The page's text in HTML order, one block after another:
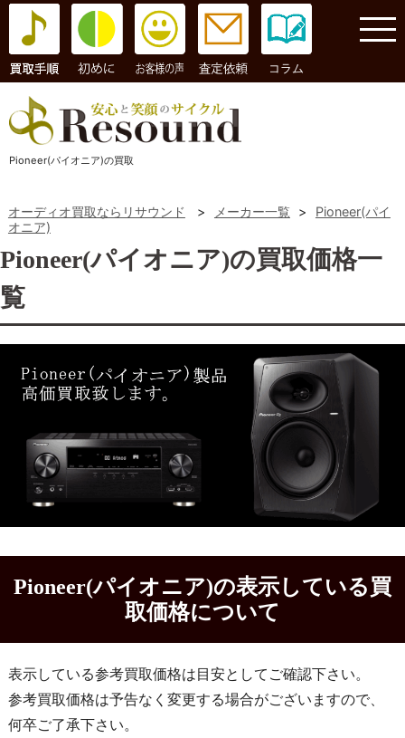
コラム
Pioneer(パイオニア)の買取
オーディオ買取ならリサウンド > メーカー一覧 >
Pioneer(パイ
オニア)
Pioneer(パイオニア)の買取価格一
覧
Pioneer(パイオニア)の表示している買
取価格について
表示している参考買取価格は目安としてご確認下さい。
参考買取価格は予告なく変更する場合がございますので、
何卒ご了承下さい。